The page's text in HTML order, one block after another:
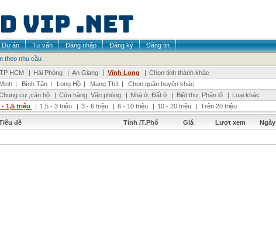
Dự án Tư vấn Đăng nhập Đăng ký
Đăng tin
theo nhu cầu
TP HCM | Hải Phòng | An Giang | Vĩnh Long | Chọn tỉnh thành khác
| Bình Tân | Long Hồ | Mang Thít |
Chọn quận huyện khác
cư ,căn hộ | Cửa hàng, Văn phòng | Nhà ở, Đất ở | Biệt thự, Phân lô | Loại khác
- 1,5 triệu | 1,5 - 3 triệu | 3 - 6 triệu | 6 - 10 triệu | 10 - 20 triệu | Trên 20 triệu
đề Tỉnh /T.Phố Giá Lượt xem Ngày